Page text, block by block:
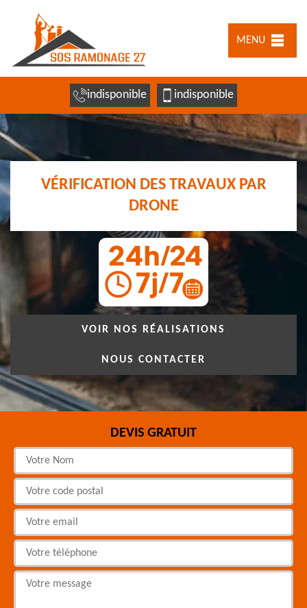
MENU
indisponible indisponible
VÉRIFICATION DES TRAVAUX PAR
DRONE
VOIR NOS RÉALISATIONS
NOUS CONTACTER
DEVIS GRATUIT